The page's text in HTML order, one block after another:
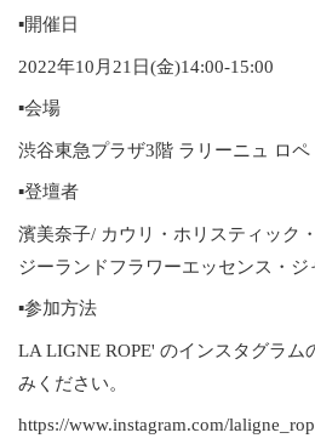
▪️開催日
2022年10月21日(金)14:00-15:00
▪️会場
渋谷東急プラザ3階 ラリーニュ ロペ
▪️登壇者
濱美奈子/ カウリ・ホリスティック
ジーランドフラワーエッセンス・ジ
▪️参加方法
LA LIGNE ROPE' のインスタグラム
みください。
https://www.instagram.com/